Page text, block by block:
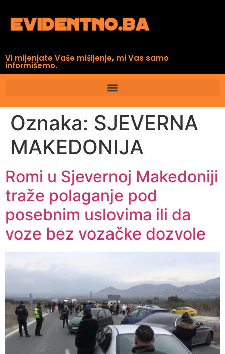
Vi mijenjate Vaše mišljenje, mi Vas samo
informišemo.
Oznaka: SJEVERNA
MAKEDONIJA
Romi u Sjevernoj Makedoniji
traže polaganje pod
posebnim uslovima ili da
voze bez vozačke dozvole